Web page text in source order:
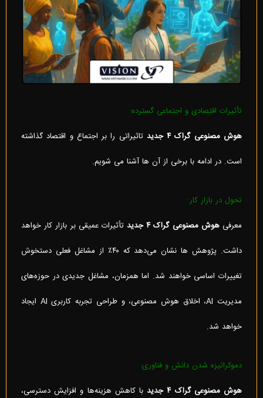
تأثیرات اقتصادی و اجتماعی گسترده:
هوش مصنوعی گراک ۴ جدید
تاثیراتی را بر اجتماع و اقتصاد گذاشته
است. در ادامه با برخی از آن ها آشنا می شویم.
تحول در بازار کار:
معرفیهوش مصنوعی گراک ۴ جدید
تأثیرات عمیقی بر بازار کار خواهد
داشت. پژوهش‌ ها نشان می‌دهد که ۴۰٪ از مشاغل فعلی دستخوش
تغییرات اساسی خواهند شد. اما همزمان، مشاغل جدیدی در حوزه‌های
مدیریت AI، اخلاق هوش مصنوعی، و طراحی تجربه کاربری AI ایجاد
خواهد شد.
دموکراتیزه شدن دانش و فناوری:
هوش مصنوعی گراک ۴ جدید
با کاهش هزینه‌ها و افزایش دسترسی،